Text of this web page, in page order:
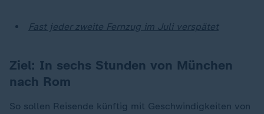
Fast jeder zweite Fernzug im Juli verspätet
Ziel: In sechs Stunden von München
nach Rom
So sollen Reisende künftig mit Geschwindigkeiten von